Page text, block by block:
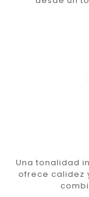
Una tonalidad
ofrece calidez